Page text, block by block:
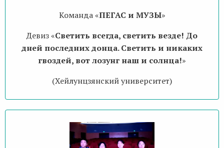
Команда «ПЕГАС и МУЗЫ»
Девиз «Светить всегда, светить везде! До
дней последних донца. Светить и никаких
гвоздей, вот лозунг наш и солнца!»
(Хейлунцзянский университет)